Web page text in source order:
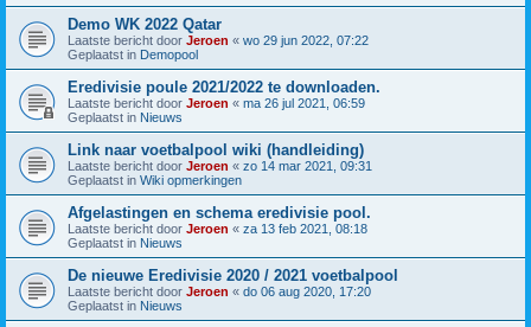
Demo WK 2022 Qatar
Laatste bericht door Jeroen « wo 29 jun 2022, 07:22
Geplaatst in Demopool
Eredivisie poule 2021/2022 te downloaden.
Laatste bericht door Jeroen « ma 26 jul 2021, 06:59
Geplaatst in Nieuws
Link naar voetbalpool wiki (handleiding)
Laatste bericht door Jeroen « zo 14 mar 2021, 09:31
Geplaatst in Wiki opmerkingen
Afgelastingen en schema eredivisie pool.
Laatste bericht door Jeroen « za 13 feb 2021, 08:18
Geplaatst in Nieuws
De nieuwe Eredivisie 2020 / 2021 voetbalpool
Laatste bericht door Jeroen « do 06 aug 2020, 17:20
Geplaatst in Nieuws